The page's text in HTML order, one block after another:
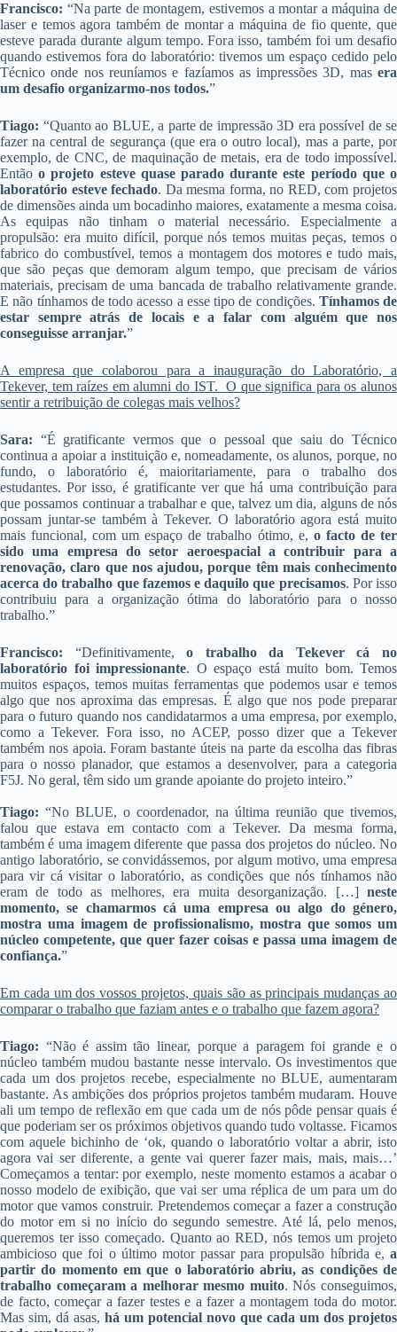
Francisco: “Na parte de montagem, estivemos a montar a máquina de
laser e temos agora também de montar a máquina de fio quente, que
esteve parada durante algum tempo. Fora isso, também foi um desafio
quando estivemos fora do laboratório: tivemos um espaço cedido pelo
Técnico onde nos reuníamos e fazíamos as impressões 3D, mas era
um desafio organizarmo-nos todos.”
Tiago: “Quanto ao BLUE, a parte de impressão 3D era possível de se
fazer na central de segurança (que era o outro local), mas a parte, por
exemplo, de CNC, de maquinação de metais, era de todo impossível.
Entãoo projeto esteve quase parado durante este período que o
laboratório esteve fechado. Da mesma forma, no RED, com projetos
de dimensões ainda um bocadinho maiores, exatamente a mesma coisa.
As equipas não tinham o material necessário. Especialmente a
propulsão: era muito difícil, porque nós temos muitas peças, temos o
fabrico do combustível, temos a montagem dos motores e tudo mais,
que são peças que demoram algum tempo, que precisam de vários
materiais, precisam de uma bancada de trabalho relativamente grande.
E não tínhamos de todo acesso a esse tipo de condições. Tínhamos de
estar sempre atrás de locais e a falar com alguém que nos
conseguisse arranjar.”
A empresa que colaborou para a inauguração do Laboratório, a
Tekever, tem raízes em alumni do IST. O que significa para os alunos
sentir a retribuição de colegas mais velhos?
Sara: “É gratificante vermos que o pessoal que saiu do Técnico
continua a apoiar a instituição e, nomeadamente, os alunos, porque, no
fundo, o laboratório é, maioritariamente, para o trabalho dos
estudantes. Por isso, é gratificante ver que há uma contribuição para
que possamos continuar a trabalhar e que, talvez um dia, alguns de nós
possam juntar-se também à Tekever. O laboratório agora está muito
mais funcional, com um espaço de trabalho ótimo, e, o facto de ter
sido uma empresa do setor aeroespacial a contribuir para a
renovação, claro que nos ajudou, porque têm mais conhecimento
acerca do trabalho que fazemos e daquilo que precisamos. Por isso
contribuiu para a organização ótima do laboratório para o nosso
trabalho.”
Francisco: “Definitivamente,o trabalho da Tekever cá no
laboratório foi impressionante. O espaço está muito bom. Temos
muitos espaços, temos muitas ferramentas que podemos usar e temos
algo que nos aproxima das empresas. É algo que nos pode preparar
para o futuro quando nos candidatarmos a uma empresa, por exemplo,
como a Tekever. Fora isso, no ACEP, posso dizer que a Tekever
também nos apoia. Foram bastante úteis na parte da escolha das fibras
para o nosso planador, que estamos a desenvolver, para a categoria
F5J. No geral, têm sido um grande apoiante do projeto inteiro.”
Tiago: “No BLUE, o coordenador, na última reunião que tivemos,
falou que estava em contacto com a Tekever. Da mesma forma,
também é uma imagem diferente que passa dos projetos do núcleo. No
antigo laboratório, se convidássemos, por algum motivo, uma empresa
para vir cá visitar o laboratório, as condições que nós tínhamos não
eram de todo as melhores, era muita desorganização. […] neste
momento, se chamarmos cá uma empresa ou algo do género,
mostra uma imagem de profissionalismo, mostra que somos um
núcleo competente, que quer fazer coisas e passa uma imagem de
confiança.”
Em cada um dos vossos projetos, quais são as principais mudanças ao
comparar o trabalho que faziam antes e o trabalho que fazem agora?
Tiago: “Não é assim tão linear, porque a paragem foi grande e o
núcleo também mudou bastante nesse intervalo. Os investimentos que
cada um dos projetos recebe, especialmente no BLUE, aumentaram
bastante. As ambições dos próprios projetos também mudaram. Houve
ali um tempo de reflexão em que cada um de nós pôde pensar quais é
que poderiam ser os próximos objetivos quando tudo voltasse. Ficamos
com aquele bichinho de ‘ok, quando o laboratório voltar a abrir, isto
agora vai ser diferente, a gente vai querer fazer mais, mais, mais…’
Começamos a tentar: por exemplo, neste momento estamos a acabar o
nosso modelo de exibição, que vai ser uma réplica de um para um do
motor que vamos construir. Pretendemos começar a fazer a construção
do motor em si no início do segundo semestre. Até lá, pelo menos,
queremos ter isso começado. Quanto ao RED, nós temos um projeto
ambicioso que foi o último motor passar para propulsão híbrida e, a
partir do momento em que o laboratório abriu, as condições de
trabalho começaram a melhorar mesmo muito. Nós conseguimos,
de facto, começar a fazer testes e a fazer a montagem toda do motor.
Mas sim, dá asas, há um potencial novo que cada um dos projetos